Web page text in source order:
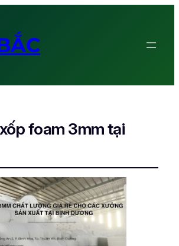
foam 3mm tại